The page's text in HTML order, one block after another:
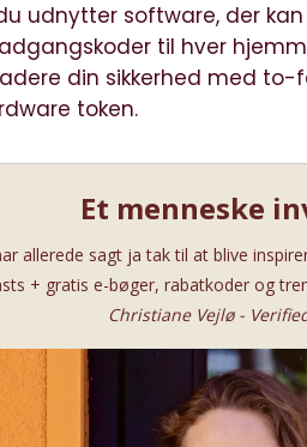
udnytter software, der
til hver
din sikkerhed med
token.